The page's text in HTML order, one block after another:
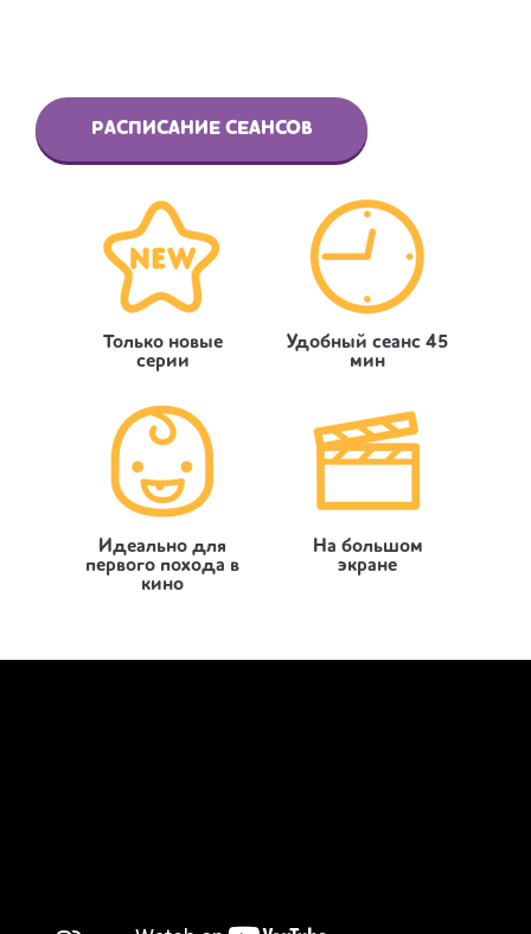
РАСПИСАНИЕ СЕАНСОВ
Только новые
серии
Удобный сеанс 45
мин
Идеально для
первого похода в
кино
На большом
экране